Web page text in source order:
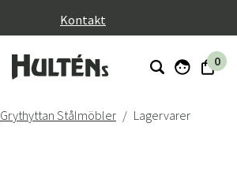
Kontakt
0
Grythyttan Stålmöbler Lagervarer